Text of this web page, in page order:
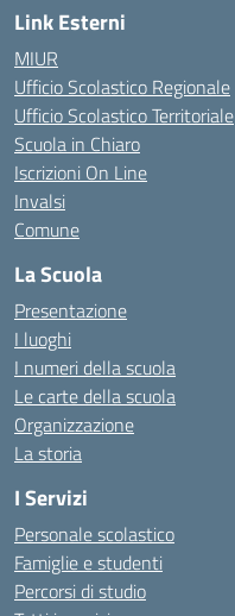
Link Esterni
MIUR
Ufficio Scolastico Regionale
Ufficio Scolastico Territoriale
Scuola in Chiaro
Iscrizioni On Line
Invalsi
Comune
La Scuola
Presentazione
I luoghi
I numeri della scuola
Le carte della scuola
Organizzazione
La storia
I Servizi
Personale scolastico
Famiglie e studenti
Percorsi di studio